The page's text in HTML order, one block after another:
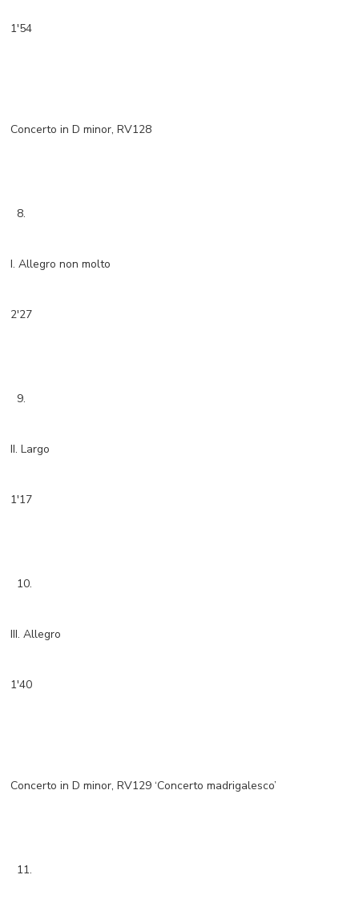
1'54
Concerto in D minor, RV128
8.
I. Allegro non molto
2'27
9.
II. Largo
1'17
10.
III. Allegro
1'40
Concerto in D minor, RV129 ‘Concerto madrigalesco’
11.